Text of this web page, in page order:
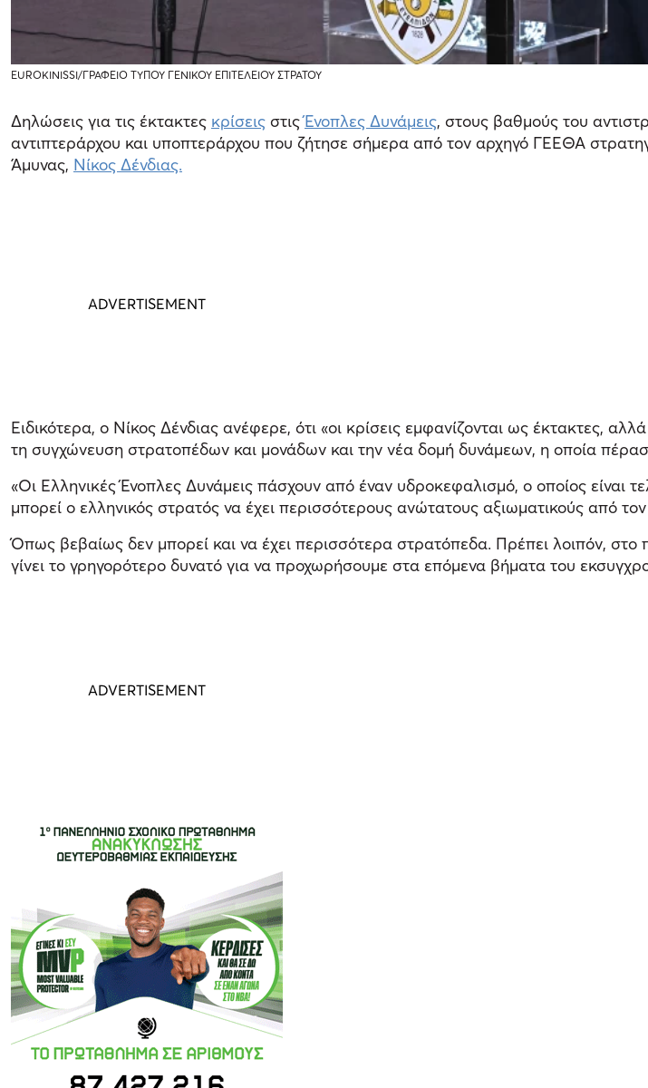
EUROKINISSI/ΓΡΑΦΕΙΟ ΤΥΠΟΥ ΓΕΝΙΚΟΥ ΕΠΙΤΕΛΕΙΟΥ ΣΤΡΑΤΟΥ
Δηλώσεις για τις έκτακτες κρίσεις στιςΈνοπλες Δυνάμεις, στους βαθμούς του
αντιπτεράρχου και υποπτεράρχου που ζήτησε σήμερα από τον αρχηγό ΓΕΕΘΑ
Άμυνας, Νίκος Δένδιας.
Ειδικότερα, ο Νίκος Δένδιας ανέφερε, ότι «οι κρίσεις εμφανίζονται ως έκτακτες,
τη συγχώνευση στρατοπέδων και μονάδων και την νέα δομή δυνάμεων, η οποία
«Οι Ελληνικές Ένοπλες Δυνάμεις πάσχουν από έναν υδροκεφαλισμό, ο οποίος είναι
μπορεί ο ελληνικός στρατός να έχει περισσότερους ανώτατους αξιωματικούς από
Όπως βεβαίως δεν μπορεί και να έχει περισσότερα στρατόπεδα. Πρέπει λοιπόν, στο
γίνει το γρηγορότερο δυνατό για να προχωρήσουμε στα επόμενα βήματα του